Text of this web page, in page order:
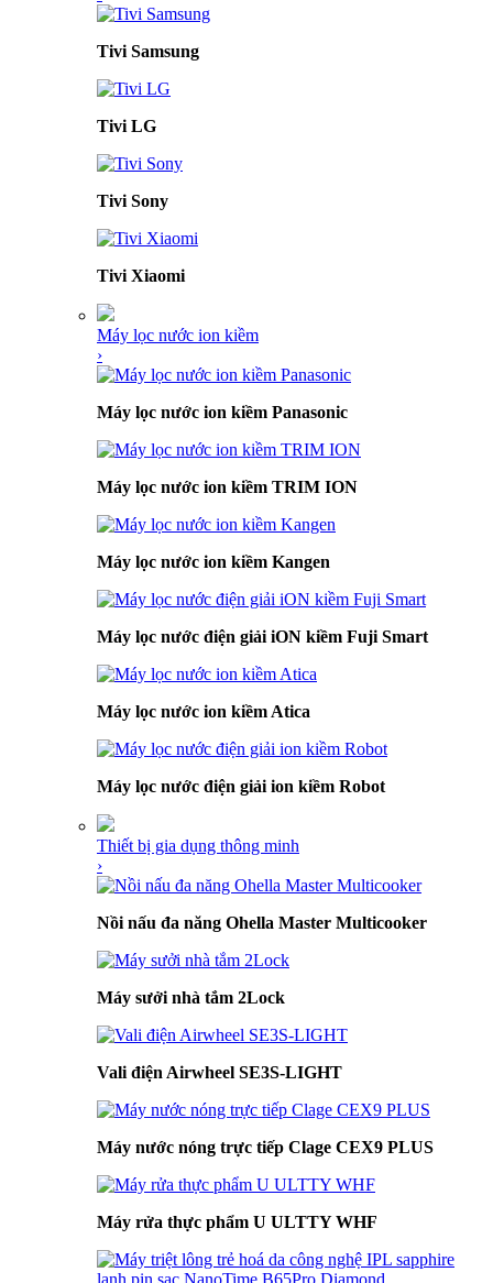
Tivi Samsung
Tivi LG
Tivi Sony
Tivi Xiaomi
Máy lọc nước ion kiềm
›
Máy lọc nước ion kiềm Panasonic
Máy lọc nước ion kiềm TRIM ION
Máy lọc nước ion kiềm Kangen
Máy lọc nước điện giải iON kiềm Fuji Smart
Máy lọc nước ion kiềm Atica
Máy lọc nước điện giải ion kiềm Robot
Thiết bị gia dụng thông minh
›
Nồi nấu đa năng Ohella Master Multicooker
Máy sưởi nhà tắm 2Lock
Vali điện Airwheel SE3S-LIGHT
Máy nước nóng trực tiếp Clage CEX9 PLUS
Máy rửa thực phẩm U ULTTY WHF